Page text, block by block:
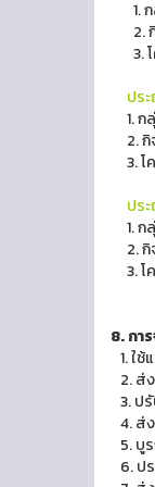
1. ก
2. กิ
3. โ
ปร
1. ก
2. กิ
3. โ
ปร
1. ก
2. กิ
3. โ
8. กา
1. ใ
2. ส่
3. ป
4. ส่
5. บู
6. ป